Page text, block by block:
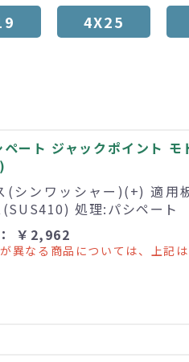
4X25
ート ジャックポイント モ
(シンワッシャー)(+) 適用
処理:パシペート
￥2,962
異なる商品については、上記